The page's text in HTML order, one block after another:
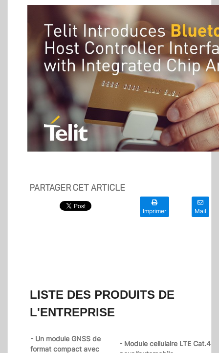
PARTAGER CET ARTICLE
Imprimer Mail
LISTE DES PRODUITS DE
L'ENTREPRISE
- Un module GNSS de
format compact avec
- Module cellulaire LTE Cat.4